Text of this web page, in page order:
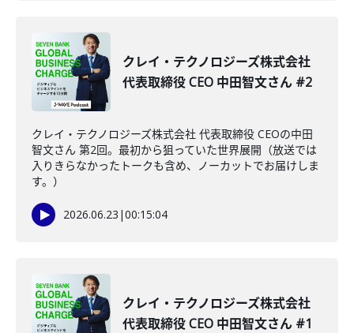
クレイ・テクノロジーズ株式会社
代表取締役 CEO 中田智文さん #2
クレイ・テクノロジーズ株式会社 代表取締役 CEOの中田
智文さん 第2回。最初から狙っていた世界展開（放送では
入りきらなかったトークも含め、ノーカットでお届けしま
す。）
2026.06.23 |00:15:04
クレイ・テクノロジーズ株式会社
代表取締役 CEO 中田智文さん #1